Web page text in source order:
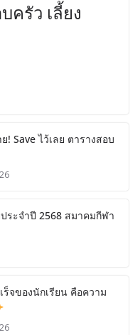
รัว เลี้ยง
! Save ไว้เลย ตารางสอบ
ระจำปี 2568 สมาคมกีฬา
ร็จของนักเรียน คือความ